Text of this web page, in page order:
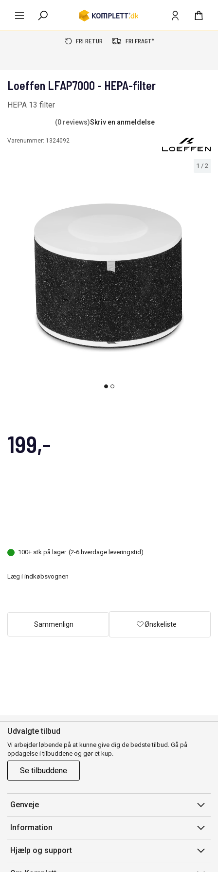
FRI RETUR FRI FRAGT*
1 / 2
Loeffen LFAP7000 - HEPA-filter
HEPA 13 filter
(0 reviews)Skriv en anmeldelse
Varenummer: 1324092
199,-
100+ stk på lager. (2-6 hverdage leveringstid)
Læg i indkøbsvognen
Sammenlign Ønskeliste
Udvalgte tilbud
Vi arbejder løbende på at kunne give dig de bedste tilbud. Gå på
opdagelse i tilbuddene og gør et kup.
Se tilbuddene
Genveje
Min side
Ordrehistorik
Gavekort
Information
Salgsbetingelser
Mærker/producent
Hjælp og support
Kontakt os